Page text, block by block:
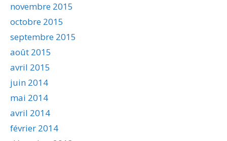
novembre 2015
octobre 2015
septembre 2015
août 2015
avril 2015
juin 2014
mai 2014
avril 2014
février 2014